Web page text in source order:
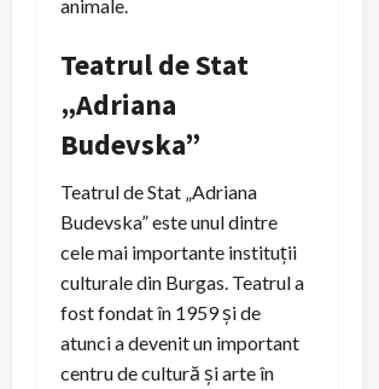
animale.
Teatrul de Stat
„Adriana
Budevska”
Teatrul de Stat „Adriana
Budevska” este unul dintre
cele mai importante instituții
culturale din Burgas. Teatrul a
fost fondat în 1959 și de
atunci a devenit un important
centru de cultură și arte în